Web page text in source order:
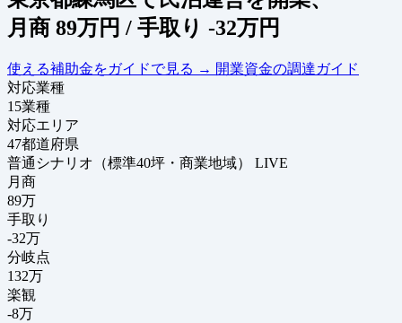
月商 89万円 / 手取り -32万円
使える補助金をガイドで見る → 開業資金の調達ガイド
対応業種
15業種
対応エリア
47都道府県
普通シナリオ（標準40坪・商業地域）
LIVE
月商
89万
手取り
-32万
分岐点
132万
楽観
-8万